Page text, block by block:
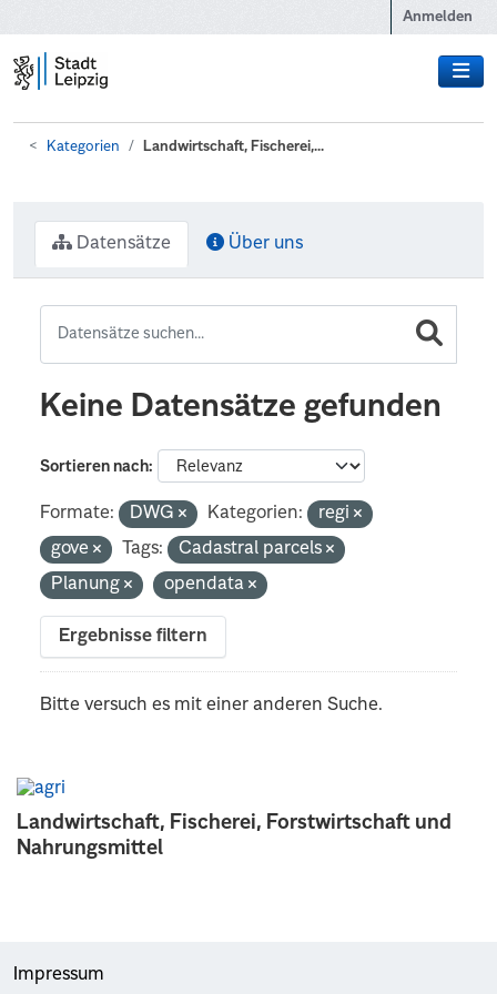
Anmelden
Kategorien Landwirtschaft, Fischerei,...
Landwirtschaft, Fischerei, Forstwirtschaft und
Nahrungsmittel
Datensätze Über uns
Keine Datensätze gefunden
Sortieren nach
Formate: DWG Kategorien:
regi
gove
Tags:
Cadastral parcels
Planung
opendata
Ergebnisse filtern
Bitte versuch es mit einer anderen Suche.
Impressum